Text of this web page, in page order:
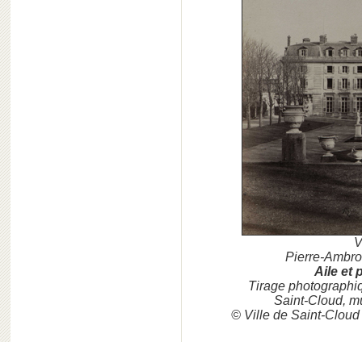
Pierre-
Aile et
Tirage
Saint-Cloud,
© Ville de Saint-